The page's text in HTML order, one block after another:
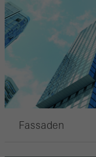
Fassaden